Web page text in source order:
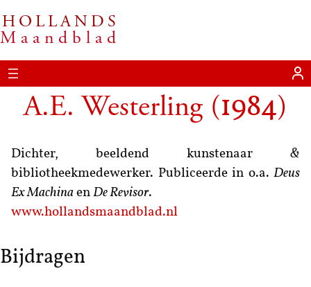
HOLLANDS
Maandblad
A.E. Westerling (1984)
Dichter, beeldend kunstenaar &
bibliotheekmedewerker. Publiceerde in o.a. Deus
Ex Machina en De Revisor.
www.hollandsmaandblad.nl
Bijdragen